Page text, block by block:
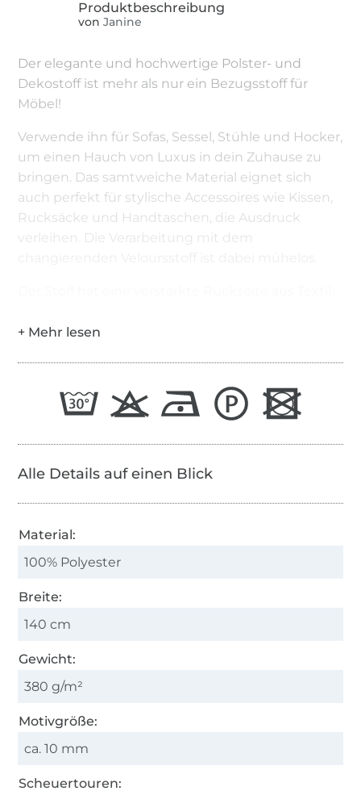
von Janine
Der elegante und hochwertige Polster- und
Dekostoff ist mehr als nur ein Bezugsstoff für
Möbel!
Verwende ihn für Sofas, Sessel, Stühle und Hocker,
um einen Hauch von Luxus in dein Zuhause zu
bringen. Das samtweiche Material eignet sich
auch perfekt für stylische Accessoires wie Kissen,
Rucksäcke und Handtaschen, die Ausdruck
verleihen. Die Verarbeitung mit dem
Alle Details auf einen Blick
Material:
100% Polyester
Breite:
140 cm
Gewicht:
380 g/m²
Motivgröße:
ca. 10 mm
Scheuertouren: